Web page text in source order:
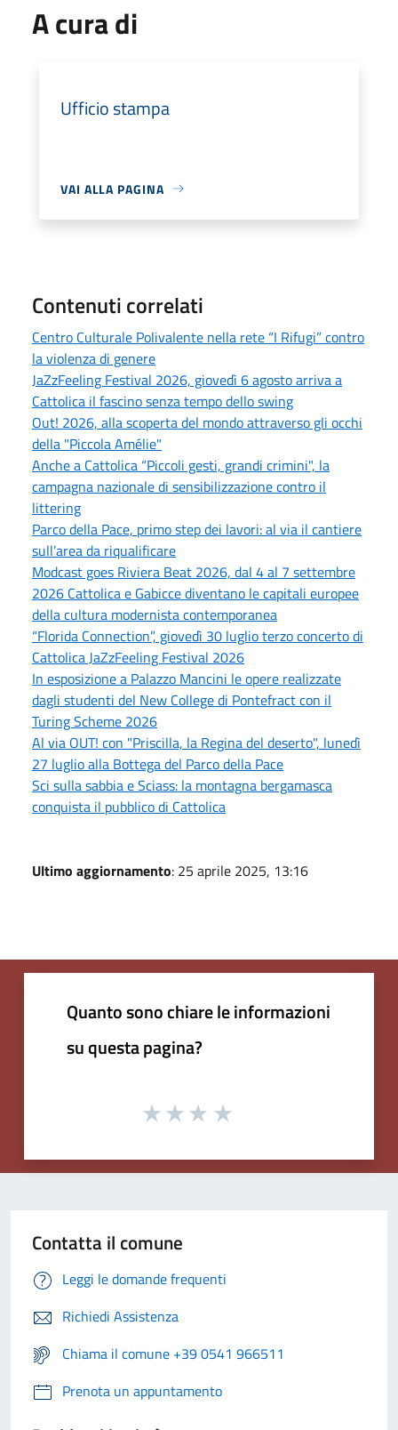
A cura di
Ufficio stampa
VAI ALLA PAGINA
Contenuti correlati
Centro Culturale Polivalente nella rete “I Rifugi” contro
la violenza di genere
JaZzFeeling Festival 2026, giovedì 6 agosto arriva a
Cattolica il fascino senza tempo dello swing
Out! 2026, alla scoperta del mondo attraverso gli occhi
della "Piccola Amélie"
Anche a Cattolica “Piccoli gesti, grandi crimini", la
campagna nazionale di sensibilizzazione contro il
littering
Parco della Pace, primo step dei lavori: al via il cantiere
sull’area da riqualificare
Modcast goes Riviera Beat 2026, dal 4 al 7 settembre
2026 Cattolica e Gabicce diventano le capitali europee
della cultura modernista contemporanea
“Florida Connection”, giovedì 30 luglio terzo concerto di
Cattolica JaZzFeeling Festival 2026
In esposizione a Palazzo Mancini le opere realizzate
dagli studenti del New College di Pontefract con il
Turing Scheme 2026
Al via OUT! con "Priscilla, la Regina del deserto", lunedì
27 luglio alla Bottega del Parco della Pace
Sci sulla sabbia e Sciass: la montagna bergamasca
conquista il pubblico di Cattolica
Ultimo aggiornamento: 25 aprile 2025, 13:16
Quanto sono chiare le informazioni
su questa pagina?
Contatta il comune
Leggi le domande frequenti
Richiedi Assistenza
Chiama il comune +39 0541 966511
Prenota un appuntamento